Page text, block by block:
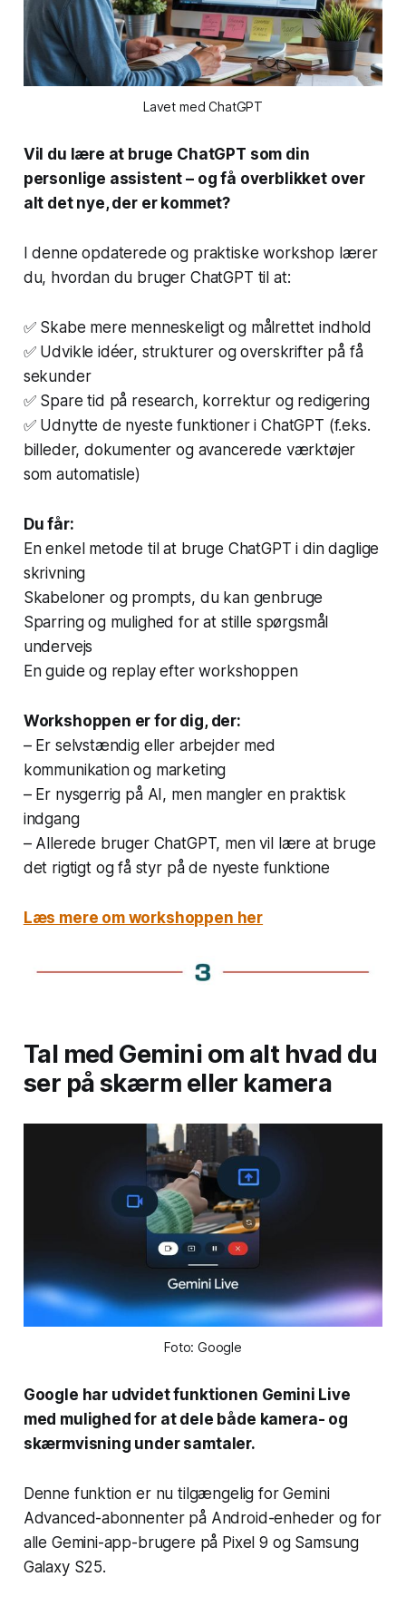
Lavet med ChatGPT
Vil du lære at bruge ChatGPT som din
personlige assistent – og få overblikket over
alt det nye, der er kommet?
I denne opdaterede og praktiske workshop lærer
du, hvordan du bruger ChatGPT til at:
✅ Skabe mere menneskeligt og målrettet indhold
✅ Udvikle idéer, strukturer og overskrifter på få
sekunder
✅ Spare tid på research, korrektur og redigering
✅ Udnytte de nyeste funktioner i ChatGPT (f.eks.
billeder, dokumenter og avancerede værktøjer
som automatisle)
Du får:
En enkel metode til at bruge ChatGPT i din daglige
skrivning
Skabeloner og prompts, du kan genbruge
Sparring og mulighed for at stille spørgsmål
undervejs
En guide og replay efter workshoppen
Workshoppen er for dig, der:
– Er selvstændig eller arbejder med
kommunikation og marketing
– Er nysgerrig på AI, men mangler en praktisk
indgang
– Allerede bruger ChatGPT, men vil lære at bruge
det rigtigtog få styr på de nyeste funktione
Læs mere om workshoppen her
Tal med Gemini om alt hvad du
ser på skærm eller kamera
Foto: Google
Google har udvidet funktionen Gemini Live
med mulighed for at dele både kamera- og
skærmvisning under samtaler.
Denne funktion er nu tilgængelig for Gemini
Advanced-abonnenter på Android-enheder og for
alle Gemini-app-brugere på Pixel 9 og Samsung
Galaxy S25.